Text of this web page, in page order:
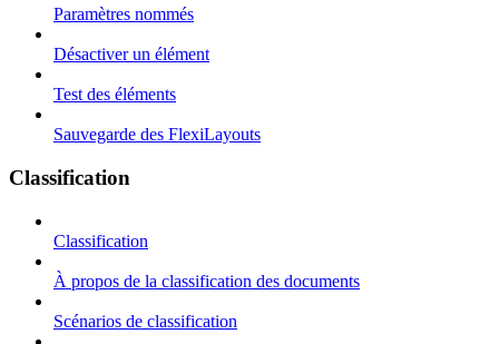
Paramètres nommés
Désactiver un élément
Test des éléments
Sauvegarde des FlexiLayouts
Classification
Classification
À propos de la classification des documents
Scénarios de classification